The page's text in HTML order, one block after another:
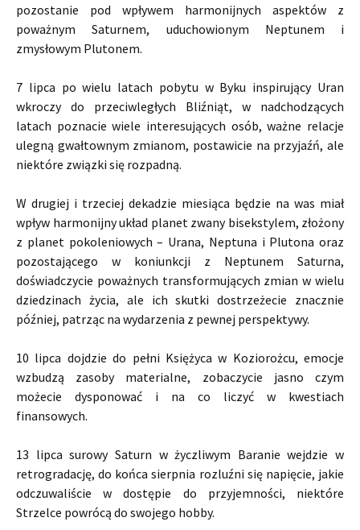
pozostanie pod wpływem harmonijnych aspektów z
poważnym Saturnem, uduchowionym Neptunem i
zmysłowym Plutonem.
7 lipca po wielu latach pobytu w Byku inspirujący Uran
wkroczy do przeciwległych Bliźniąt, w nadchodzących
latach poznacie wiele interesujących osób, ważne relacje
ulegną gwałtownym zmianom, postawicie na przyjaźń, ale
niektóre związki się rozpadną.
W drugiej i trzeciej dekadzie miesiąca będzie na was miał
wpływ harmonijny układ planet zwany bisekstylem, złożony
z planet pokoleniowych – Urana, Neptuna i Plutona oraz
pozostającego w koniunkcji z Neptunem Saturna,
doświadczycie poważnych transformujących zmian w wielu
dziedzinach życia, ale ich skutki dostrzeżecie znacznie
później, patrząc na wydarzenia z pewnej perspektywy.
10 lipca dojdzie do pełni Księżyca w Koziorożcu, emocje
wzbudzą zasoby materialne, zobaczycie jasno czym
możecie dysponować i na co liczyć w kwestiach
finansowych.
13 lipca surowy Saturn w życzliwym Baranie wejdzie w
retrogradację, do końca sierpnia rozluźni się napięcie, jakie
odczuwaliście w dostępie do przyjemności, niektóre
Strzelce powrócą do swojego hobby.